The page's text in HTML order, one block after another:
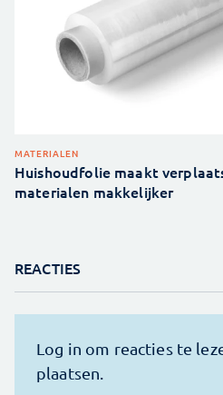
MATERIALEN
Huishoudfolie maakt
materialen makkelijker
REACTIES